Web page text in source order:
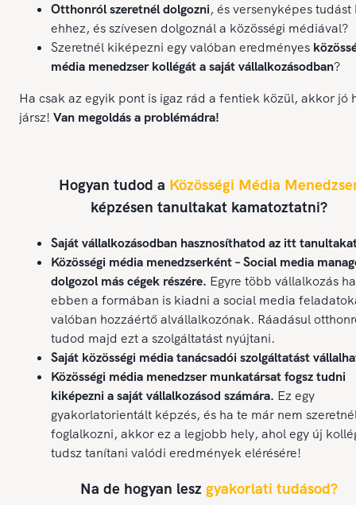
Otthonról szeretnél dolgozni, és versenyképes tudást
ehhez, és szívesen dolgoznál a közösségi médiával?
Szeretnél kiképezni egy valóban eredményes
média menedzser kollégát a saját vállalkozásodban?
Ha csak az egyik pont is igaz rád a fentiek közül, akkor jó
jársz! Van megoldás a problémádra!
Hogyan tudod a Közösségi Média
képzésen tanultakat kamatoztatni?
Saját vállalkozásodban hasznosíthatod az itt
Közösségi média menedzserként – Social media
dolgozol más cégek részére. Egyre több vállalkozás
ebben a formában is kiadni a social media
valóban hozzáértő alvállalkozónak. Ráadásul
tudod majd ezt a szolgáltatást nyújtani.
Saját közösségi média tanácsadói szolgáltatást
Közösségi média menedzser munkatársat fogsz tudni
kiképezni a saját vállalkozásod számára. Ez egy
gyakorlatorientált képzés, és ha te már nem
foglalkozni, akkor ez a legjobb hely, ahol egy új
tudsz tanítani valódi eredmények elérésére!
Na de hogyan lesz gyakorlati tudásod?